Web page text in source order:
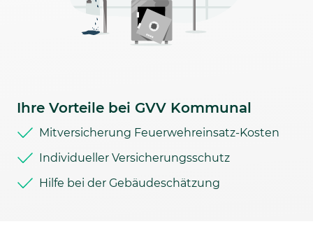
Ihre Vorteile bei GVV Kommunal
Mitversicherung Feuerwehreinsatz-Kosten
Individueller Versicherungsschutz
Hilfe bei der Gebäudeschätzung